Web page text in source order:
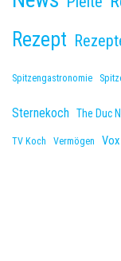
Rezept
Spitzengastronomie
Sternekoch The Duc
TV Koch Vermögen Vox